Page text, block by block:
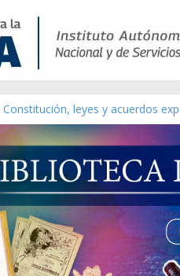
Constitución, leyes y acuerdos
Una Parálisis [material gráfico]
Modesta Bor Sánchez [material
Gaceta Oficial de la República de
Catálogo temático de obras de